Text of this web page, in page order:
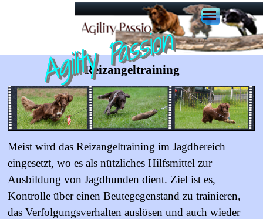
Agility Passion
Reizangeltraining
Meist wird das Reizangeltraining im Jagdbereich
eingesetzt, wo es als nützliches Hilfsmittel zur
Ausbildung von Jagdhunden dient. Ziel ist es,
Kontrolle über einen Beutegegenstand zu trainieren,
das Verfolgungsverhalten auslösen und auch wieder